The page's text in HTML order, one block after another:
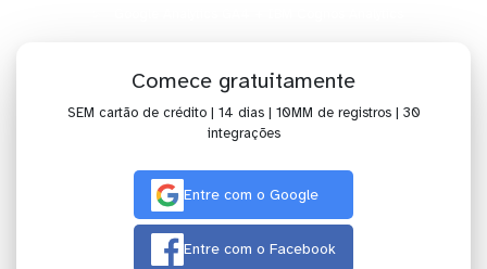
Comece gratuitamente
SEM cartão de crédito | 14 dias | 10MM de registros | 30
integrações
Entre com o Google
Entre com o Facebook